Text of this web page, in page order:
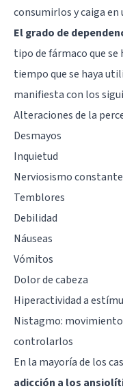
consumirlos y caiga en
El grado de
tipo de fármaco que
tiempo que se haya
manifiesta con los
Alteraciones de la
Desmayos
Inquietud
Nerviosismo constante
Temblores
Debilidad
Náuseas
Vómitos
Dolor de cabeza
Hiperactividad a
Nistagmo:
controlarlos
En la mayoría de los
adicción a los